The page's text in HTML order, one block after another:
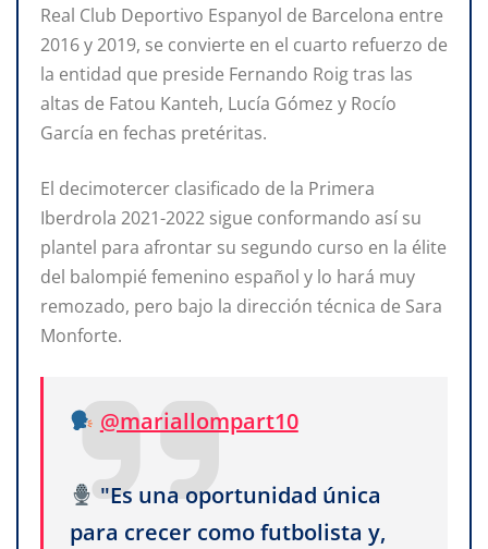
Real Club Deportivo Espanyol de Barcelona entre
2016 y 2019, se convierte en el cuarto refuerzo de
la entidad que preside Fernando Roig tras las
altas de Fatou Kanteh, Lucía Gómez y Rocío
García en fechas pretéritas.
El decimotercer clasificado de la Primera
Iberdrola 2021-2022 sigue conformando así su
plantel para afrontar su segundo curso en la élite
del balompié femenino español y lo hará muy
remozado, pero bajo la dirección técnica de Sara
Monforte.
@mariallompart10
"Es una oportunidad única
para crecer como futbolista y,